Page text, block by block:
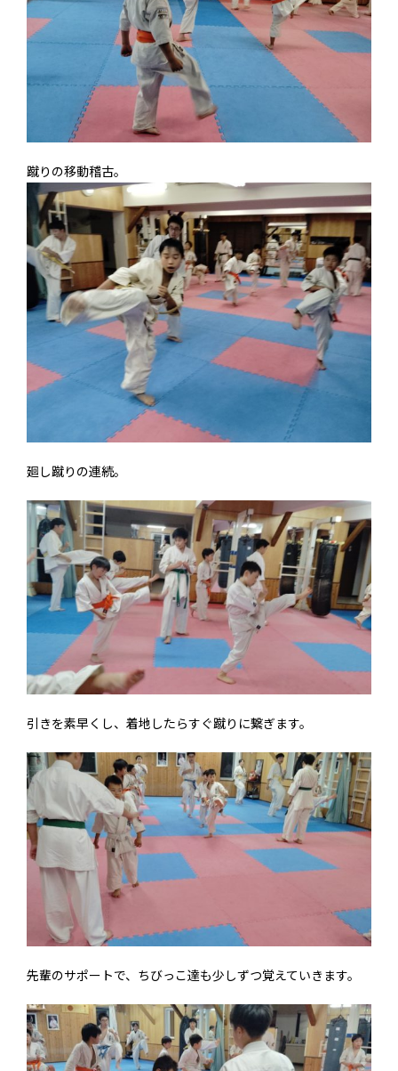
蹴りの移動稽古。
廻し蹴りの連続。
引きを素早くし、着地したらすぐ蹴りに繋ぎます。
先輩のサポートで、ちびっこ達も少しずつ覚えていきます。